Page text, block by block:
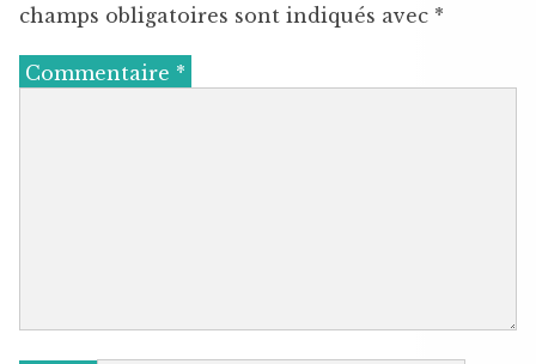
champs obligatoires sont indiqués avec *
Commentaire *